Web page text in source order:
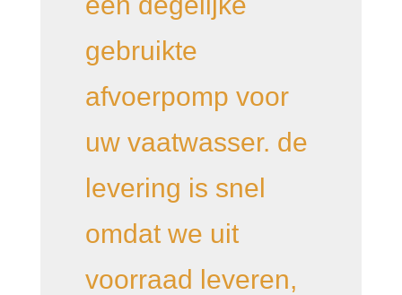
gebruikte
afvoerpomp voor
uw vaatwasser. de
levering is snel
omdat we uit
voorraad leveren,